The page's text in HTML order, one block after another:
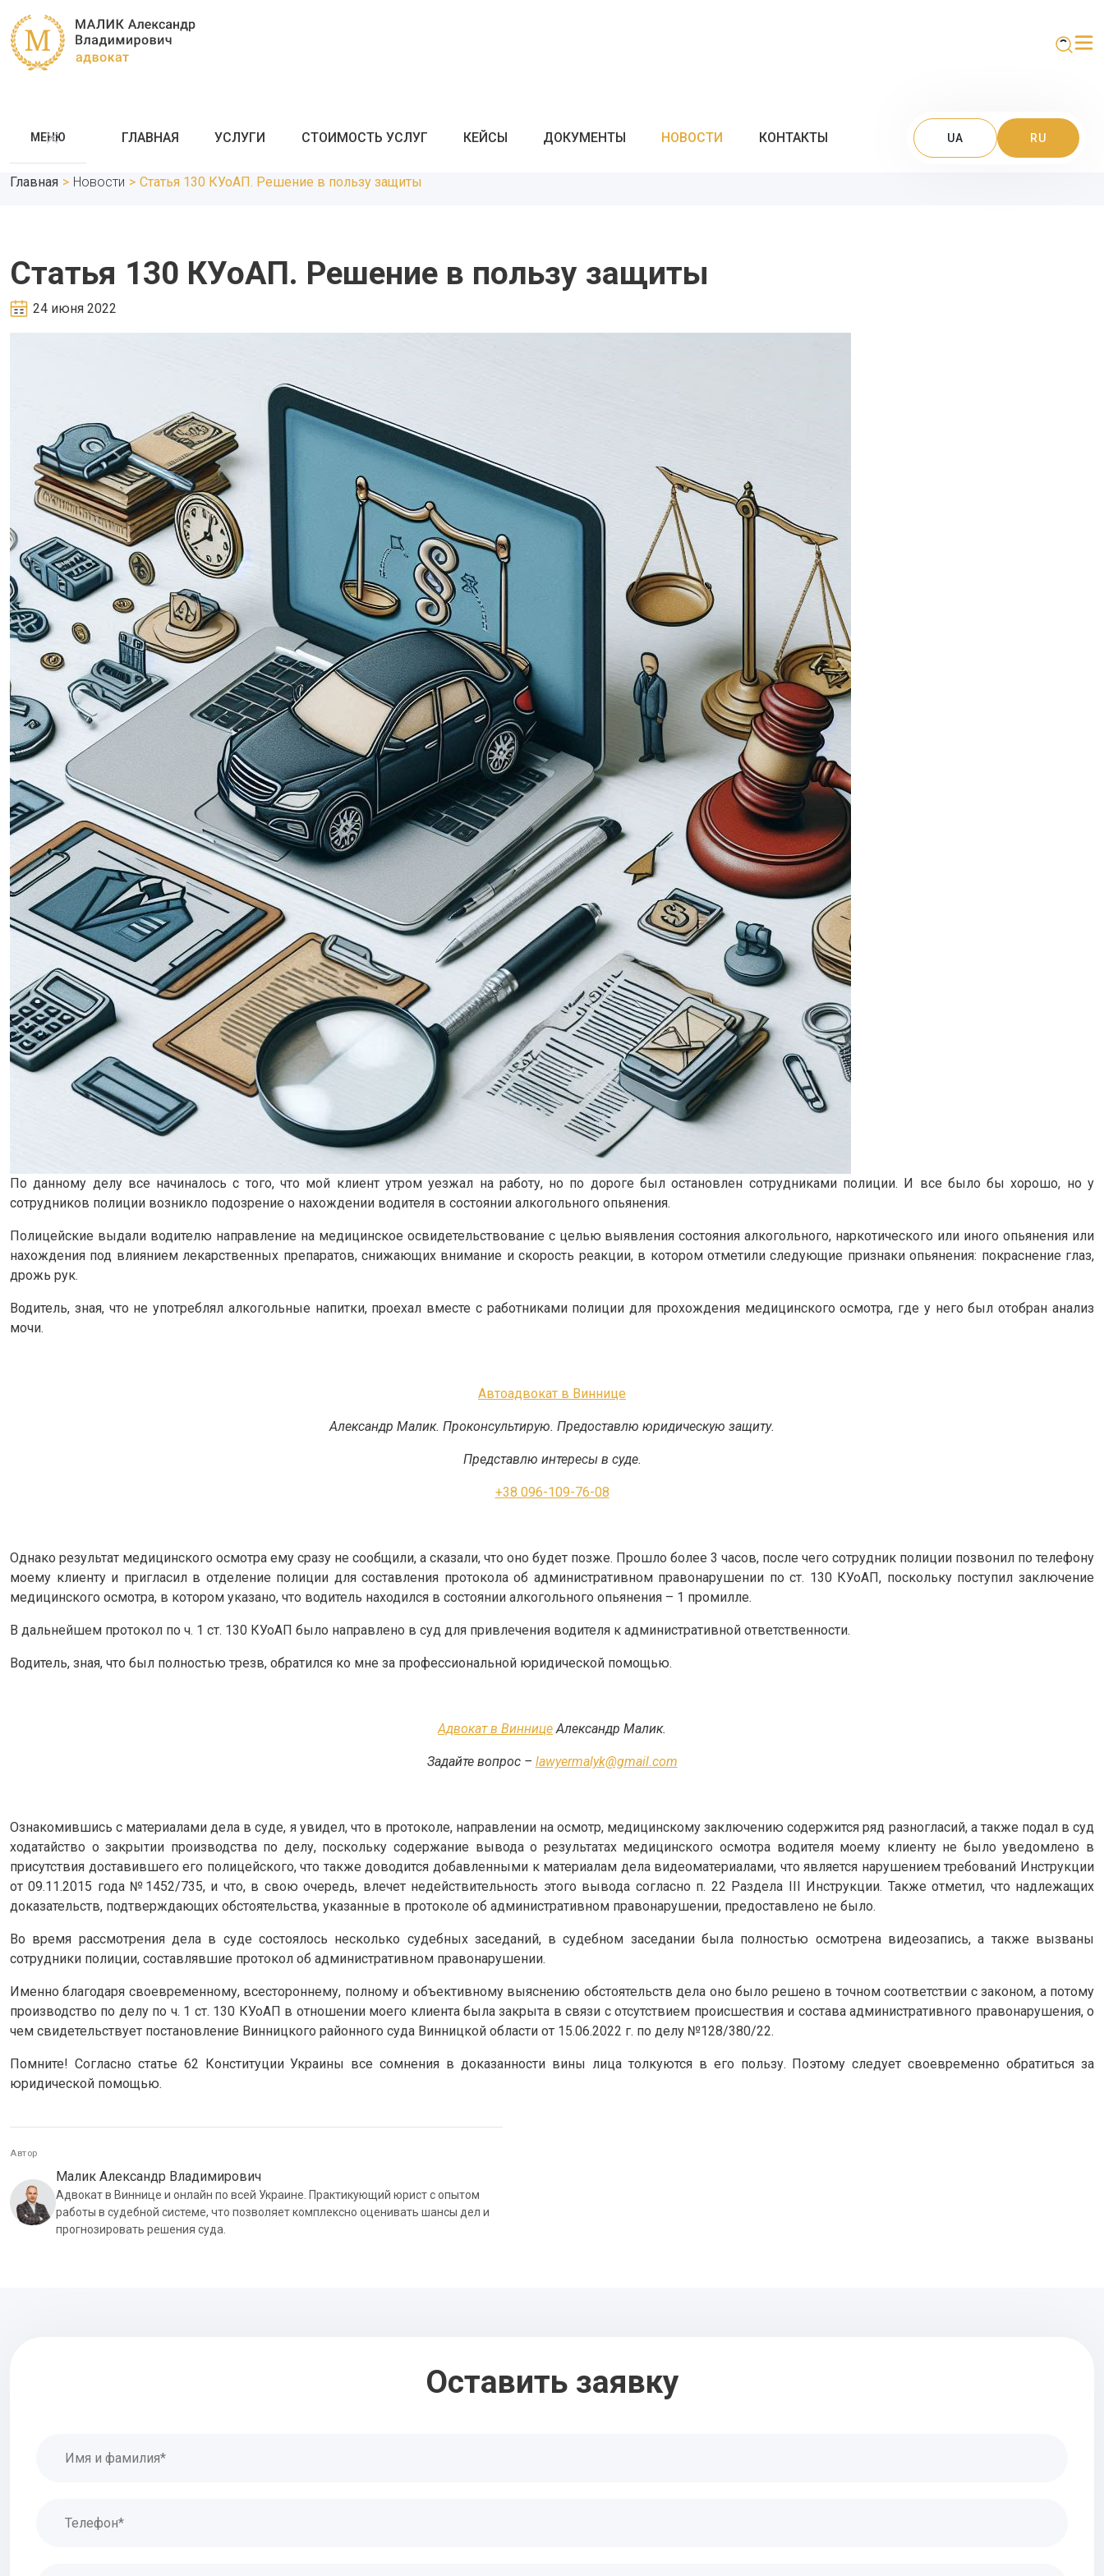
МЕНЮ ГЛАВНАЯ УСЛУГИ СТОИМОСТЬ УСЛУГ КЕЙСЫ ДОКУМЕНТЫ НОВОСТИ КОНТАКТЫ UA RU
Главная > Новости > Статья 130 КУоАП. Решение в пользу защиты
Статья 130 КУоАП. Решение в пользу защиты
24 июня 2022
По данному делу все начиналось с того, что мой клиент утром уезжал на работу, но по дороге был остановлен сотрудниками полиции. И все было бы хорошо, но у
сотрудников полиции возникло подозрение о нахождении водителя в состоянии алкогольного опьянения.
Полицейские выдали водителю направление на медицинское освидетельствование с целью выявления состояния алкогольного, наркотического или иного опьянения или
нахождения под влиянием лекарственных препаратов, снижающих внимание и скорость реакции, в котором отметили следующие признаки опьянения: покраснение глаз,
дрожь рук.
Водитель, зная, что не употреблял алкогольные напитки, проехал вместе с работниками полиции для прохождения медицинского осмотра, где у него был отобран анализ
мочи.
Автоадвокат в Виннице
Александр Малик. Проконсультирую. Предоставлю юридическую защиту.
Представлю интересы в суде.
+38 096-109-76-08
Однако результат медицинского осмотра ему сразу не сообщили, а сказали, что оно будет позже. Прошло более 3 часов, после чего сотрудник полиции позвонил по телефону
моему клиенту и пригласил в отделение полиции для составления протокола об административном правонарушении по ст. 130 КУоАП, поскольку поступил заключение
медицинского осмотра, в котором указано, что водитель находился в состоянии алкогольного опьянения – 1 промилле.
В дальнейшем протокол по ч. 1 ст. 130 КУоАП было направлено в суд для привлечения водителя к административной ответственности.
Водитель, зная, что был полностью трезв, обратился ко мне за профессиональной юридической помощью.
Адвокат в Виннице Александр Малик.
Задайте вопрос – lawyermalyk@gmail.com
Ознакомившись с материалами дела в суде, я увидел, что в протоколе, направлении на осмотр, медицинскому заключению содержится ряд разногласий, а также подал в суд
ходатайство о закрытии производства по делу, поскольку содержание вывода о результатах медицинского осмотра водителя моему клиенту не было уведомлено в
присутствия доставившего его полицейского, что также доводится добавленными к материалам дела видеоматериалами, что является нарушением требований Инструкции
от 09.11.2015 года №1452/735, и что, в свою очередь, влечет недействительность этого вывода согласно п. 22 Раздела ІІІ Инструкции. Также отметил, что надлежащих
доказательств, подтверждающих обстоятельства, указанные в протоколе об административном правонарушении, предоставлено не было.
Во время рассмотрения дела в суде состоялось несколько судебных заседаний, в судебном заседании была полностью осмотрена видеозапись, а также вызваны
сотрудники полиции, составлявшие протокол об административном правонарушении.
Именно благодаря своевременному, всестороннему, полному и объективному выяснению обстоятельств дела оно было решено в точном соответствии с законом, а потому
производство по делу по ч. 1 ст. 130 КУоАП в отношении моего клиента была закрыта в связи с отсутствием происшествия и состава административного правонарушения, о
чем свидетельствует постановление Винницкого районного суда Винницкой области от 15.06.2022 г. по делу №128/380/22.
Помните! Согласно статье 62 Конституции Украины все сомнения в доказанности вины лица толкуются в его пользу. Поэтому следует своевременно обратиться за
юридической помощью.
Автор
Малик Александр Владимирович
Адвокат в Виннице и онлайн по всей Украине. Практикующий юрист с опытом
работы в судебной системе, что позволяет комплексно оценивать шансы дел и
прогнозировать решения суда.
Оставить заявку